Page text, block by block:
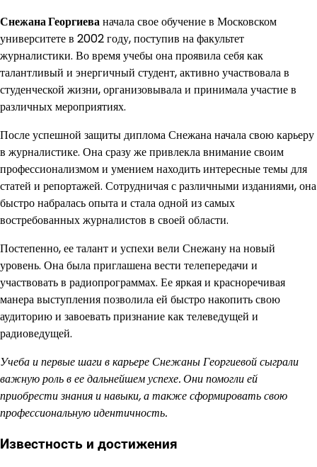
Снежана Георгиеваначала свое обучение в Московском
университете в 2002 году, поступив на факультет
журналистики. Во время учебы она проявила себя как
талантливый и энергичный студент, активно участвовала в
студенческой жизни, организовывала и принимала участие в
различных мероприятиях.
После успешной защиты диплома Снежана начала свою карьеру
в журналистике. Она сразу же привлекла внимание своим
профессионализмом и умением находить интересные темы для
статей и репортажей. Сотрудничая с различными изданиями, она
быстро набралась опыта и стала одной из самых
востребованных журналистов в своей области.
Постепенно, ее талант и успехи вели Снежану на новый
уровень. Она была приглашена вести телепередачи и
участвовать в радиопрограммах. Ее яркая и красноречивая
манера выступления позволила ей быстро накопить свою
аудиторию и завоевать признание как телеведущей и
радиоведущей.
Учеба и первые шаги в карьере Снежаны Георгиевой сыграли
важную роль в ее дальнейшем успехе. Они помогли ей
приобрести знания и навыки, а также сформировать свою
профессиональную идентичность.
Известность и достижения